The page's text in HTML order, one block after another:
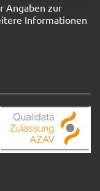
Angaben zur
Informationen